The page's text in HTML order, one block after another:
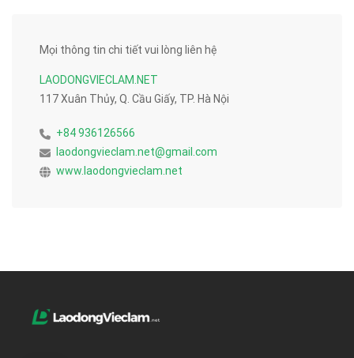
Mọi thông tin chi tiết vui lòng liên hệ
LAODONGVIECLAM.NET
117 Xuân Thủy, Q. Cầu Giấy, TP. Hà Nội
+84 936126566
laodongvieclam.net@gmail.com
www.laodongvieclam.net